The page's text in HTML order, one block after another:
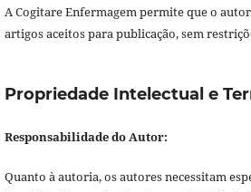
A Cogitare Enfermagem permite que o
artigos aceitos para publicação, sem
Propriedade Intelectual e
Responsabilidade do Autor:
Quanto à autoria, os autores necessitam